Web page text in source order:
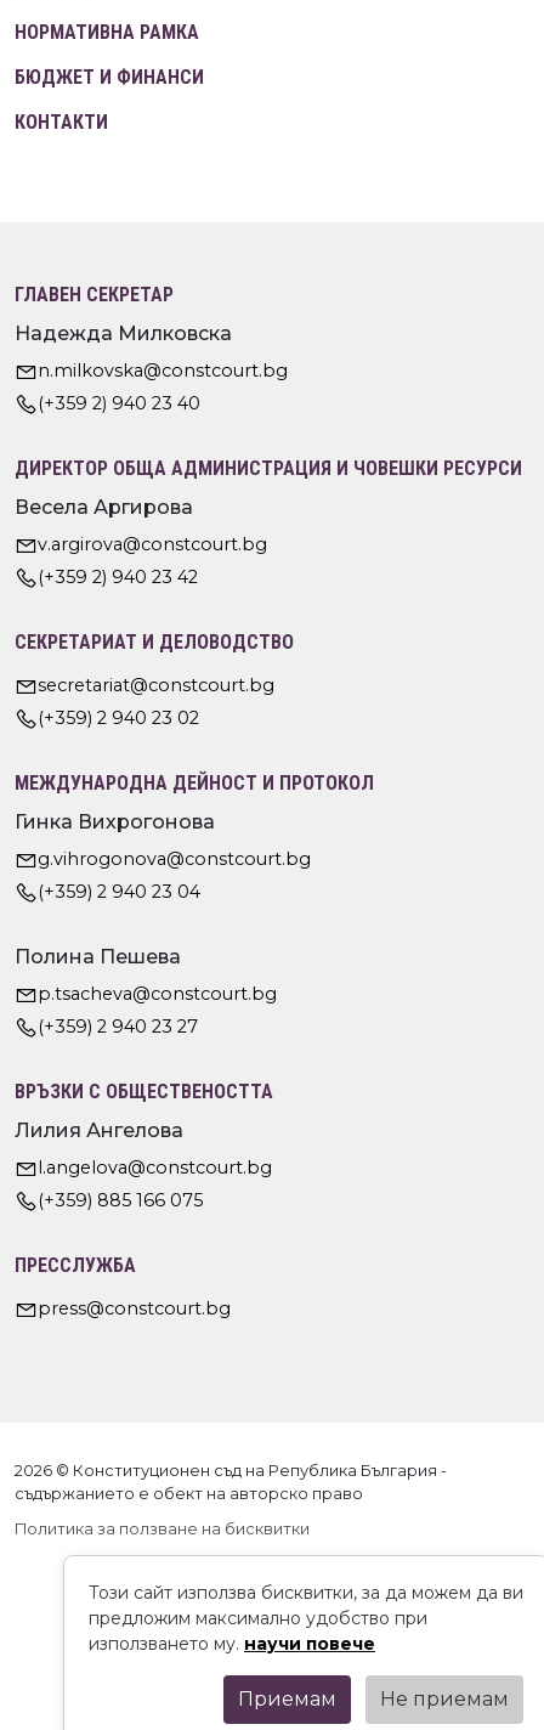
НОРМАТИВНА РАМКА
БЮДЖЕТ И ФИНАНСИ
КОНТАКТИ
ГЛАВЕН СЕКРЕТАР
Надежда Милковска
n.milkovska@constcourt.bg
(+359 2) 940 23 40
ДИРЕКТОР ОБЩА АДМИНИСТРАЦИЯ И ЧОВЕШКИ РЕСУРСИ
Весела Аргирова
v.argirova@constcourt.bg
(+359 2) 940 23 42
СЕКРЕТАРИАТ И ДЕЛОВОДСТВО
secretariat@constcourt.bg
(+359) 2 940 23 02
МЕЖДУНАРОДНА ДЕЙНОСТ И ПРОТОКОЛ
Гинка Вихрогонова
g.vihrogonova@constcourt.bg
(+359) 2 940 23 04
Полина Пешева
p.tsacheva@constcourt.bg
(+359) 2 940 23 27
ВРЪЗКИ С ОБЩЕСТВЕНОСТТА
Лилия Ангелова
l.angelova@constcourt.bg
(+359) 885 166 075
ПРЕССЛУЖБА
press@constcourt.bg
2026 © Конституционен съд на Република България -
съдържанието е обект на авторско право
Политика за ползване на бисквитки
Този сайт използва бисквитки, за да можем да ви
предложим максимално удобство при
използването му. научи повече
Приемам Не приемам